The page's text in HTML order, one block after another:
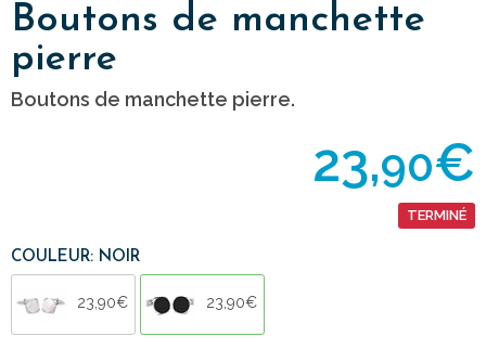
Boutons de manchette
pierre
Boutons de manchette pierre.
23,90€
TERMINÉ
COULEUR: NOIR
23,90€ 23,90€